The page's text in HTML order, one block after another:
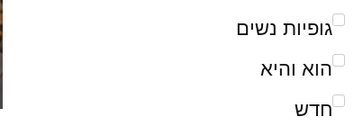
גופיות נשים
הוא והיא
חדש